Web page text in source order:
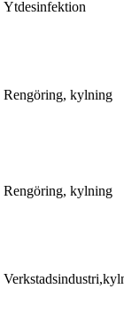
Ytdesinfektion
Rengöring, kylning
Rengöring, kylning